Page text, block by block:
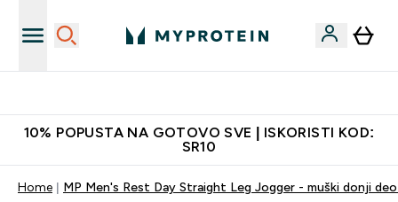
10% POPUSTA NA GOTOVO SVE | ISKORISTI KOD:
SR10
Home MP Men's Rest Day Straight Leg Jogger - muški donji